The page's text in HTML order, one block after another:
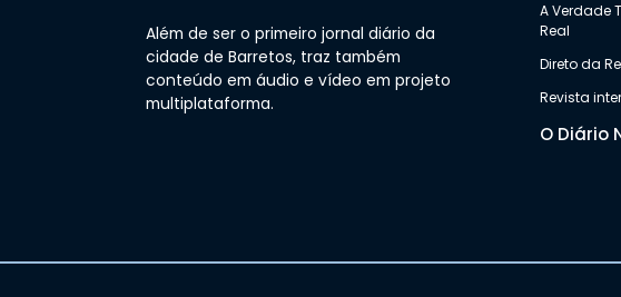
Além de ser o primeiro jornal diário da
cidade de Barretos, traz também
conteúdo em áudio e vídeo em projeto
multiplataforma.
A Verdade
Real
Direto da
Revista
O Diário